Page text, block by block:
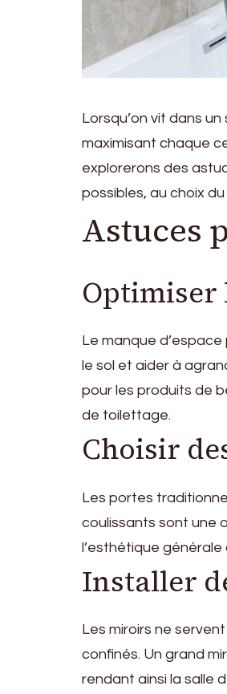
Lorsqu’on vit dans
maximisant chaque
explorerons des
possibles, au choix
Astuces
Optimiser
Le manque
le sol et aider à
pour les produits de
de toilettage.
Choisir
Les portes
coulissants sont une
l’esthétique générale
Installer
Les miroirs ne
confinés. Un grand
rendant ainsi la salle